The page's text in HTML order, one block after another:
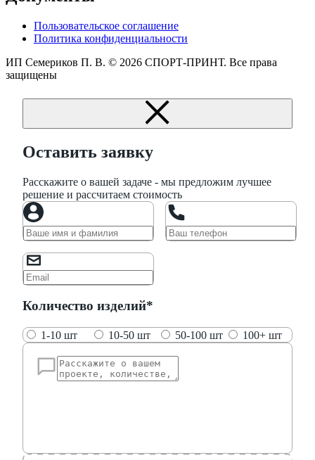
Пользовательское соглашение
Политика конфиденциальности
ИП Семериков П. В. © 2026 СПОРТ-ПРИНТ. Все права
защищены
Оставить заявку
Расскажите о вашей задаче - мы предложим лучшее
решение и рассчитаем стоимость
Количество изделий*
1-10 шт 10-50 шт 50-100 шт 100+ шт